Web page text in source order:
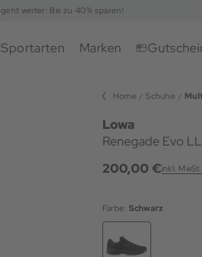
geht weiter: Bis zu 40% sparen!
Sportarten Marken
Home Schuhe
Lowa
Renegade Evo
200,00 €inkl.
Farbe: Schwarz